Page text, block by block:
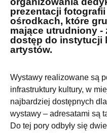
prezentacji
ośrodkach, które
mające utrudniony
dostęp do instytucji
artystów.
Wystawy realizowane są
infrastruktury kultury, w
najbardziej dostępnych
wystawy – adresatami są
Do tej pory odbyły się